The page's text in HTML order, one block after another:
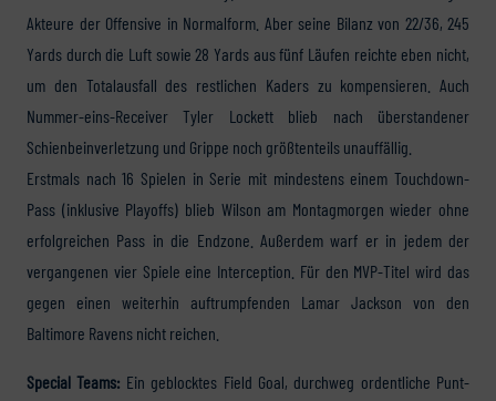
Akteure der Offensive in Normalform. Aber seine Bilanz von 22/36, 245
Yards durch die Luft sowie 28 Yards aus fünf Läufen reichte eben nicht,
um den Totalausfall des restlichen Kaders zu kompensieren. Auch
Nummer-eins-Receiver Tyler Lockett blieb nach überstandener
Schienbeinverletzung und Grippe noch größtenteils unauffällig.
Erstmals nach 16 Spielen in Serie mit mindestens einem Touchdown-
Pass (inklusive Playoffs) blieb Wilson am Montagmorgen wieder ohne
erfolgreichen Pass in die Endzone. Außerdem warf er in jedem der
vergangenen vier Spiele eine Interception. Für den MVP-Titel wird das
gegen einen weiterhin auftrumpfenden Lamar Jackson von den
Baltimore Ravens nicht reichen.
Special Teams: Ein geblocktes Field Goal, durchweg ordentliche Punt-